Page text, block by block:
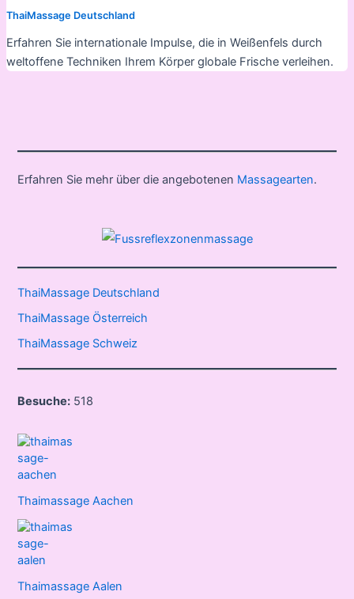
ThaiMassage Deutschland
Erfahren Sie internationale Impulse, die in Weißenfels durch
weltoffene Techniken Ihrem Körper globale Frische verleihen.
Erfahren Sie mehr über die angebotenen Massagearten.
ThaiMassage Deutschland
ThaiMassage Österreich
ThaiMassage Schweiz
Besuche: 518
Thaimassage Aachen
Thaimassage Aalen